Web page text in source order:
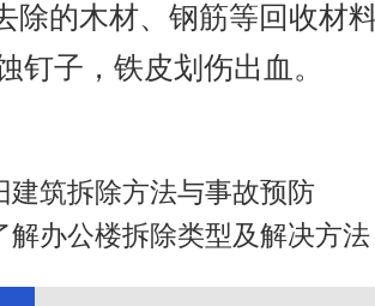
除的木材、钢筋等回收材
钉子，铁皮划伤出血。
建筑拆除方法与事故预防
解办公楼拆除类型及解决方法